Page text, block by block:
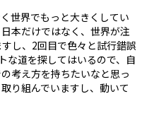
世界でもっと大きくしてい
本だけではなく、世界が注
し、2回目で色々と試行錯誤
な道を探してはいるので、自
考え方を持ちたいなと思っ
り組んでいますし、動いて